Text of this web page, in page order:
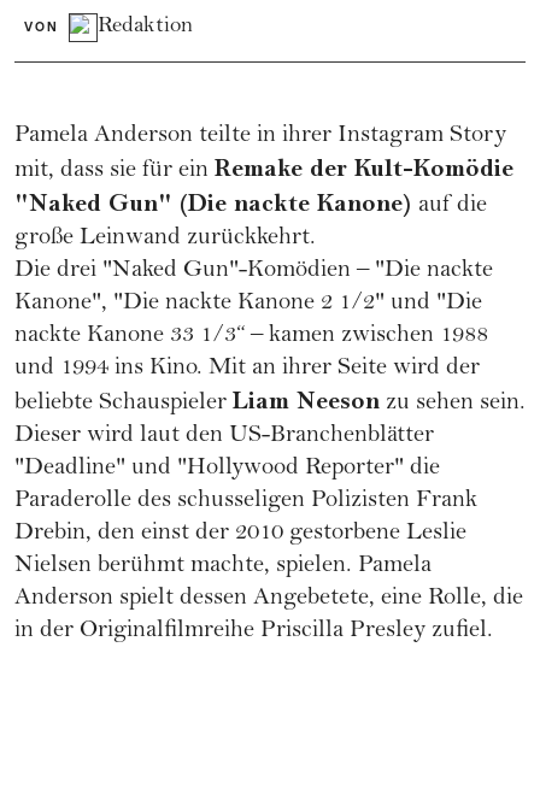
VON Redaktion
Pamela Anderson teilte in ihrer Instagram Story
mit, dass sie für ein Remake der Kult-Komödie
"Naked Gun" (Die nackte Kanone) auf die
große Leinwand zurückkehrt.
Die drei "Naked Gun"-Komödien – "Die nackte
Kanone", "Die nackte Kanone 2 1/2" und "Die
nackte Kanone 33 1/3“ – kamen zwischen 1988
und 1994 ins Kino. Mit an ihrer Seite wird der
beliebte Schauspieler Liam Neeson zu sehen sein.
Dieser wird laut den US-Branchenblätter
"Deadline" und "Hollywood Reporter" die
Paraderolle des schusseligen Polizisten Frank
Drebin, den einst der 2010 gestorbene Leslie
Nielsen berühmt machte, spielen. Pamela
Anderson spielt dessen Angebetete, eine Rolle, die
in der Originalfilmreihe Priscilla Presley zufiel.